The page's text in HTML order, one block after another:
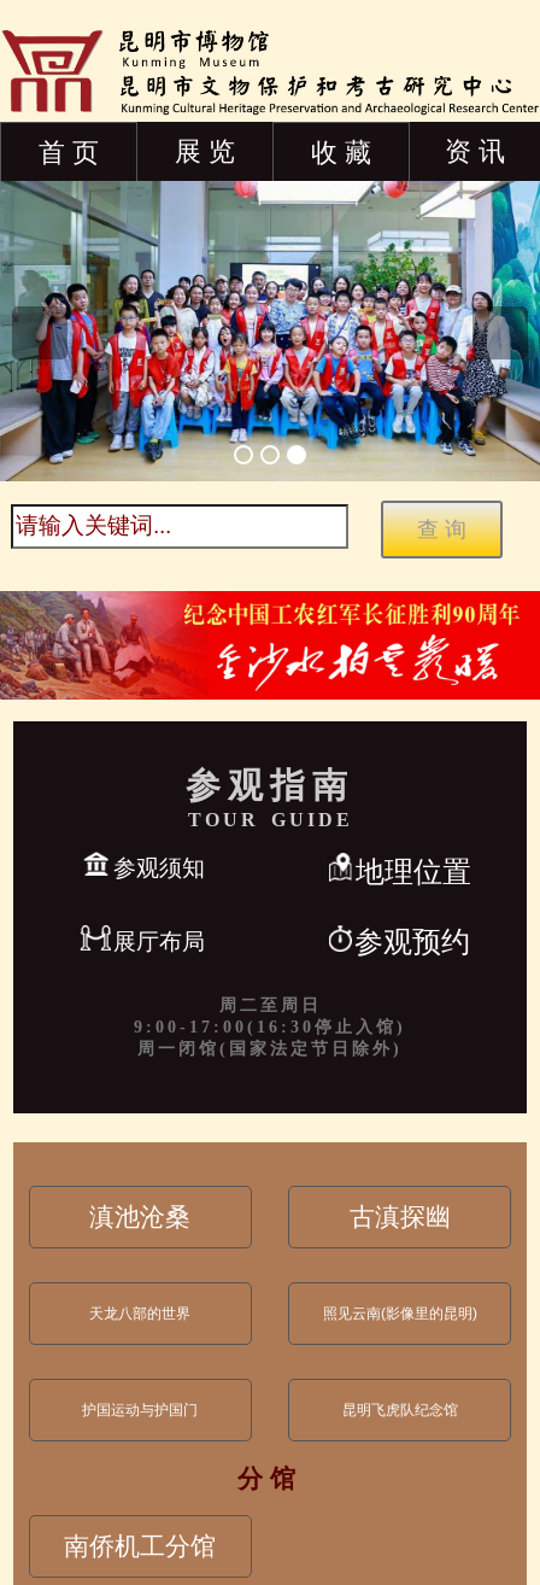
首 页 展 览 收 藏 资 讯
参观指南
TOUR GUIDE
参观须知 地理位置
展厅布局 参观预约
周二至周日
9:00-17:00(16:30停止入馆)
周一闭馆(国家法定节日除外)
滇池沧桑 古滇探幽
天龙八部的世界 照见云南(影像里的昆明)
护国运动与护国门 昆明飞虎队纪念馆
分 馆
南侨机工分馆